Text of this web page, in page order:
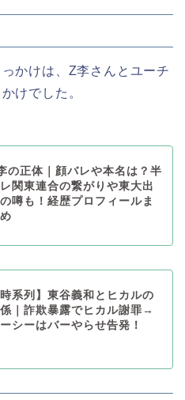
かけは、Z李さんとユーチ
けでした。
の正体｜顔バレや本名は？半
関東連合の繋がりや東大出
噂も！経歴プロフィールま
時系列】東谷義和とヒカルの
｜詐欺暴露でヒカル謝罪→
シーはバーやらせ告発！